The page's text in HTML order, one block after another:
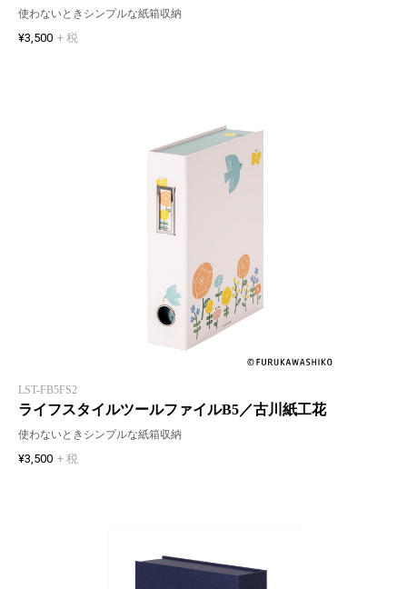
使わないときシンプルな紙箱収納
¥3,500 + 税
LST-FB5FS2
ライフスタイルツールファイルB5／古川紙工花
使わないときシンプルな紙箱収納
¥3,500 + 税